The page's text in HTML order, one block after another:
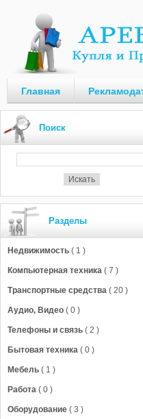
Главная
Поиск
Разделы
Недвижимость ( 1 )
Компьютерная техника ( 7 )
Транспортные средства ( 20 )
Аудио, Видео ( 0 )
Телефоны и связь ( 2 )
Бытовая техника ( 0 )
Мебель ( 1 )
Работа ( 0 )
Оборудование ( 3 )